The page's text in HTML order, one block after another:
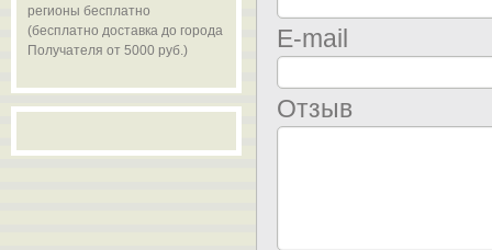
E-mail
Отзыв
регионы бесплатно
(бесплатно доставка до города
Получателя от 5000 руб.)